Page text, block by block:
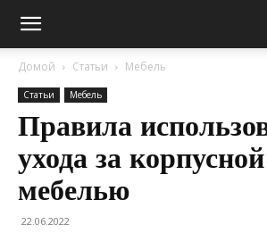
Домой Статьи Мебель
Статьи Мебель
Правила
ухода за корпусной
мебелью
22.06.2022